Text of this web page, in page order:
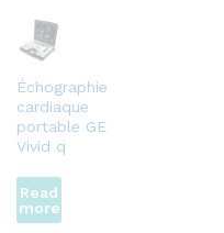
Échographie
cardiaque
portable GE
Vivid q
Read
more